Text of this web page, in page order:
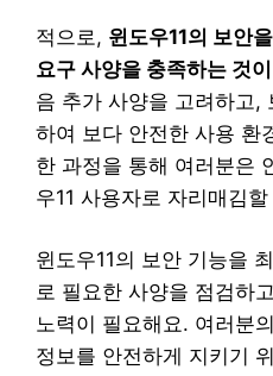
적으로, 윈도우11의 보안
요구 사양을 충족하는 것
음 추가 사양을 고려하고,
하여 보다 안전한 사용 환
한 과정을 통해 여러분은
우11 사용자로 자리매김
윈도우11의 보안 기능을
로 필요한 사양을 점검하
노력이 필요해요. 여러분
정보를 안전하게 지키기